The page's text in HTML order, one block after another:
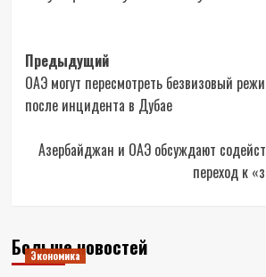
Навигация
записи
Предыдущий
ОАЭ могут пересмотреть безвизовый
после инцидента в Дубае
Азербайджан и ОАЭ обсуждают
переход к
Больше новостей
Экономика